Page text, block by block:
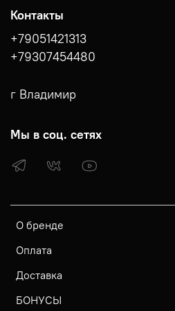
О бренде
Оплата
Доставка
БОНУСЫ
Контакты
+79051421313
+79307454480
г Владимир
Мы в соц. сетях